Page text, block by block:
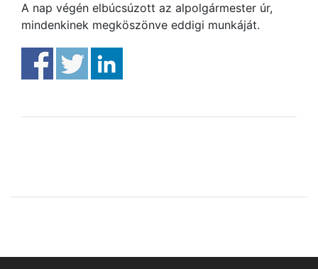
A nap végén elbúcsúzott az alpolgármester úr,
mindenkinek megköszönve eddigi munkáját.